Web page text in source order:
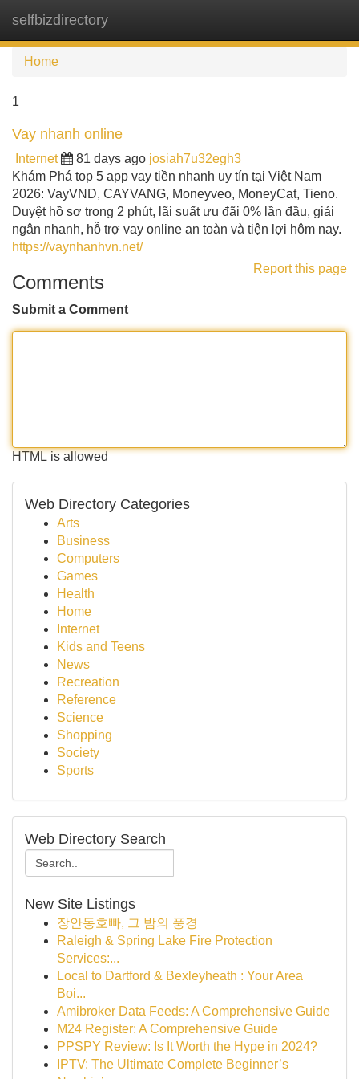
selfbizdirectory
Home
1
Vay nhanh online
Internet 81 days ago josiah7u32egh3
Khám Phá top 5 app vay tiền nhanh uy tín tại Việt Nam
2026: VayVND, CAYVANG, Moneyveo, MoneyCat, Tieno.
Duyệt hồ sơ trong 2 phút, lãi suất ưu đãi 0% lần đầu, giải
ngân nhanh, hỗ trợ vay online an toàn và tiện lợi hôm nay.
https://vaynhanhvn.net/
Report this page
Comments
Submit a Comment
HTML is allowed
Web Directory Categories
Arts
Business
Computers
Games
Health
Home
Internet
Kids and Teens
News
Recreation
Reference
Science
Shopping
Society
Sports
Web Directory Search
New Site Listings
장안동호빠, 그 밤의 풍경
Raleigh & Spring Lake Fire Protection
Services:...
Local to Dartford & Bexleyheath : Your Area
Boi...
Amibroker Data Feeds: A Comprehensive Guide
M24 Register: A Comprehensive Guide
PPSPY Review: Is It Worth the Hype in 2024?
IPTV: The Ultimate Complete Beginner’s